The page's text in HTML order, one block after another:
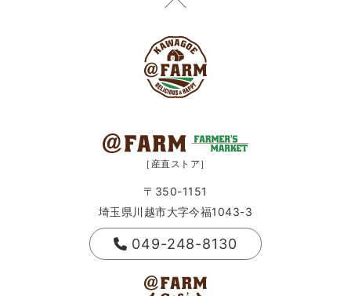
［産直ストア］
〒350-1151
埼玉県川越市大字今福1043-3
049-248-8130